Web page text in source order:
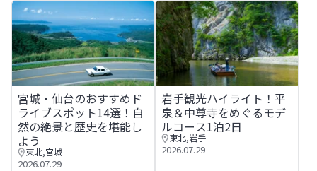
宮城・仙台のおすすめドライブスポット14選！自然の絶景
宮城・仙台のおすすめド
ライブスポット14選！自
然の絶景と歴史を堪能し
よう
東北,宮城
2026.07.29
岩手観光ハイライト！平泉＆
岩手観光ハイライト！平
泉＆中尊寺をめぐるモデ
ルコース1泊2日
東北,岩手
2026.07.29